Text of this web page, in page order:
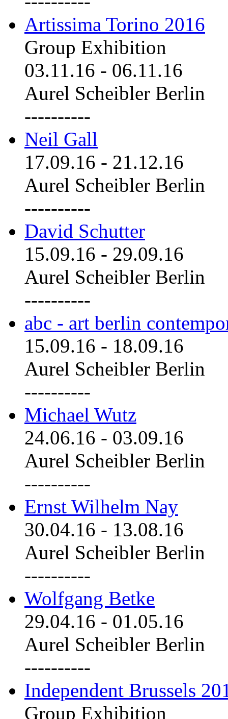
Artissima Torino 2016
Group Exhibition
03.11.16 - 06.11.16
Aurel Scheibler Berlin
----------
Neil Gall
17.09.16 - 21.12.16
Aurel Scheibler Berlin
----------
David Schutter
15.09.16 - 29.09.16
Aurel Scheibler Berlin
----------
abc - art berlin
15.09.16 - 18.09.16
Aurel Scheibler Berlin
----------
Michael Wutz
24.06.16 - 03.09.16
Aurel Scheibler Berlin
----------
Ernst Wilhelm Nay
30.04.16 - 13.08.16
Aurel Scheibler Berlin
----------
Wolfgang Betke
29.04.16 - 01.05.16
Aurel Scheibler Berlin
----------
Independent Brussels
Group Exhibition